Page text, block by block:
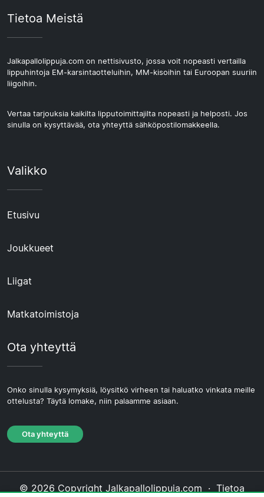
Tietoa Meistä
Jalkapallolippuja.com on nettisivusto, jossa voit nopeasti vertailla
lippuhintoja EM-karsintaotteluihin, MM-kisoihin tai Euroopan suuriin
liigoihin.
Vertaa tarjouksia kaikilta lipputoimittajilta nopeasti ja helposti. Jos
sinulla on kysyttävää, ota yhteyttä sähköpostilomakkeella.
Valikko
Etusivu
Joukkueet
Liigat
Matkatoimistoja
Ota yhteyttä
Onko sinulla kysymyksiä, löysitkö virheen tai haluatko vinkata meille
ottelusta? Täytä lomake, niin palaamme asiaan.
Ota yhteyttä
© 2026 Copyright Jalkapallolippuja.com · Tietoa